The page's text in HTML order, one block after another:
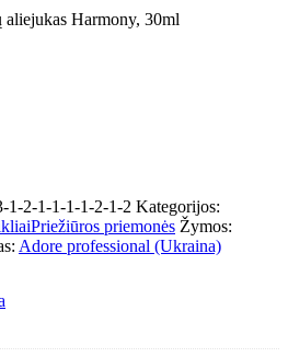
1-2-1-1-1-1-2-1-2 Kategorijos:
Priežiūros priemonės Žymos:
Adore professional (Ukraina)